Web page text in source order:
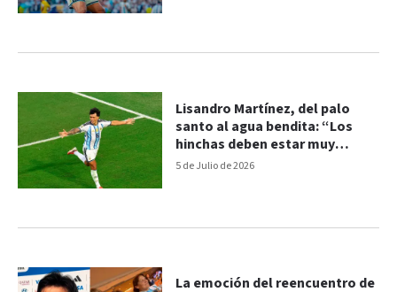
5 de Julio de 2026
Lisandro Martínez, del palo
santo al agua bendita: “Los
hinchas deben estar muy
orgullosos de la Selección”
La emoción del reencuentro de